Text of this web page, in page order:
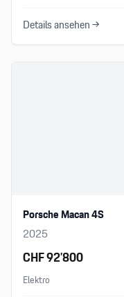
Details ansehen →
Porsche Macan 4S
2025
CHF 92’800
Elektro